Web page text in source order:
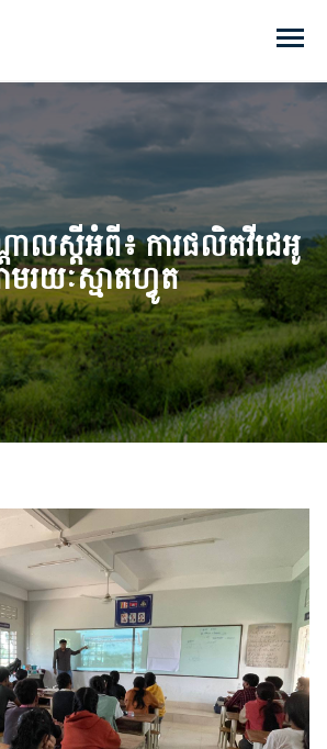
ាលស្តីអំពី៖ ការផលិតវីដេអូ
មរយៈស្មាតហ្វូត